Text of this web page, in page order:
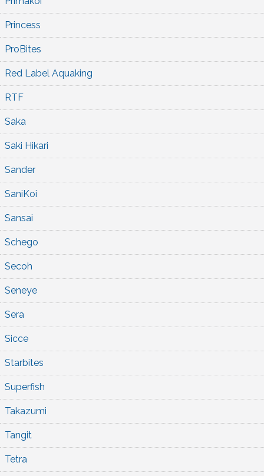
Princess
ProBites
Red Label Aquaking
RTF
Saka
Saki Hikari
Sander
SaniKoi
Sansai
Schego
Secoh
Seneye
Sera
Sicce
Starbites
Superfish
Takazumi
Tangit
Tetra